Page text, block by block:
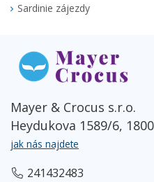
Sardinie zájezdy
Mayer & Crocus s.r.o.
Heydukova 1589/6,
jak nás najdete
241432483